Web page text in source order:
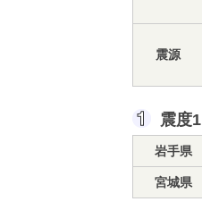
震源
震度1
岩手県
宮城県